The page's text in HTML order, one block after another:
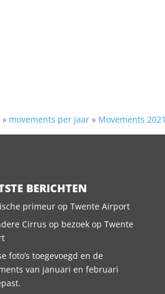
» movements per jaar » Movements 2021
BERICHTEN
primeur op Twente Airport
Cirrus op bezoek op Twente
foto’s toegevoegd en de
van januari en februari